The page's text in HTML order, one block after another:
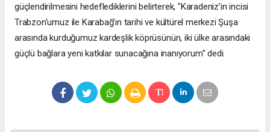
güçlendirilmesini hedeflediklerini belirterek, "Karadeniz’in incisi
Trabzon'umuz ile Karabağ’ın tarihi ve kültürel merkezi Şuşa
arasında kurduğumuz kardeşlik köprüsünün, iki ülke arasındaki
güçlü bağlara yeni katkılar sunacağına inanıyorum" dedi.